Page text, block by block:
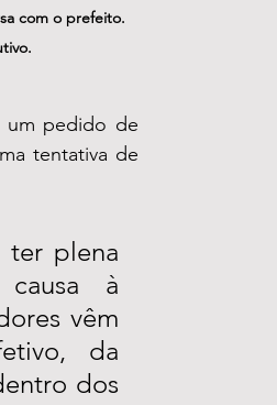
com o prefeito.
um pedido de
tentativa de
ter plena
causa à
vêm
da
dos